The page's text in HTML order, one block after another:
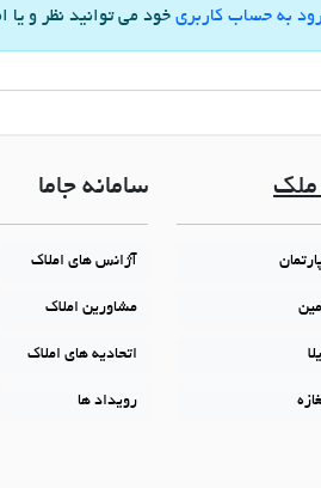
به حساب کاربری خود می توانید نظر و یا
ملک سامانه جاما
آژانس های املاک
مشاورین املاک
اتحادیه های املاک
رویداد ها